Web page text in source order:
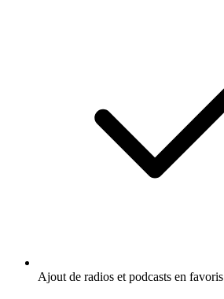
Ajout de radios et podcasts en favoris